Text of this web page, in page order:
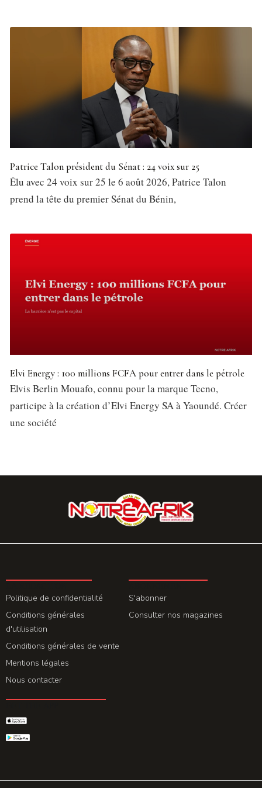
Patrice Talon président du Sénat : 24 voix sur 25
Élu avec 24 voix sur 25 le 6 août 2026, Patrice Talon
prend la tête du premier Sénat du Bénin,
Elvi Energy : 100 millions FCFA pour entrer dans le pétrole
Elvis Berlin Mouafo, connu pour la marque Tecno,
participe à la création d’Elvi Energy SA à Yaoundé. Créer
une société
Politique de confidentialité
Conditions générales
d'utilisation
Conditions générales de vente
Mentions légales
Nous contacter
S'abonner
Consulter nos magazines